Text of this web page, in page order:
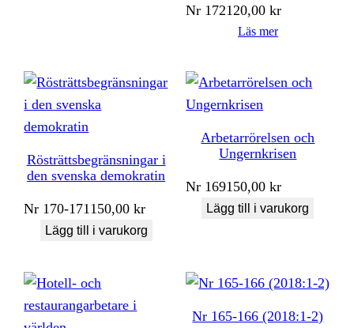
Nr 172120,00kr
Läs mer
Rösträttsbegränsningar i
den svenska demokratin
Nr 170-171150,00kr
Lägg till i varukorg
Arbetarrörelsen och
Ungernkrisen
Nr 169150,00kr
Lägg till i varukorg
Nr 165-166 (2018:1-2)